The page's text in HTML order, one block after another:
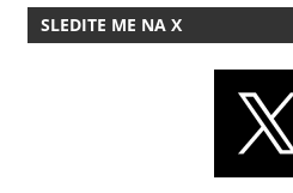
SLEDITE ME NA X